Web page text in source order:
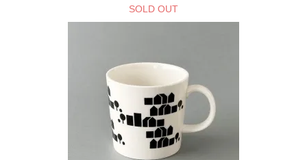
SOLD OUT